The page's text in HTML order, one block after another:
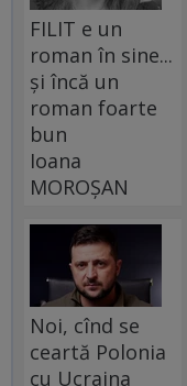
FILIT e un
roman în sine...
și încă un
roman foarte
bun
Ioana
MOROȘAN
Noi, cînd se
ceartă Polonia
cu Ucraina